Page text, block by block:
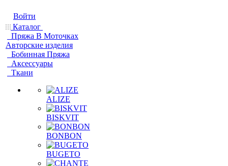
Войти
Каталог
Пряжа В Моточках
Авторские изделия
Бобинная Пряжа
Аксессуары
Ткани
ALIZE
BISKVIT
BONBON
BUGETO